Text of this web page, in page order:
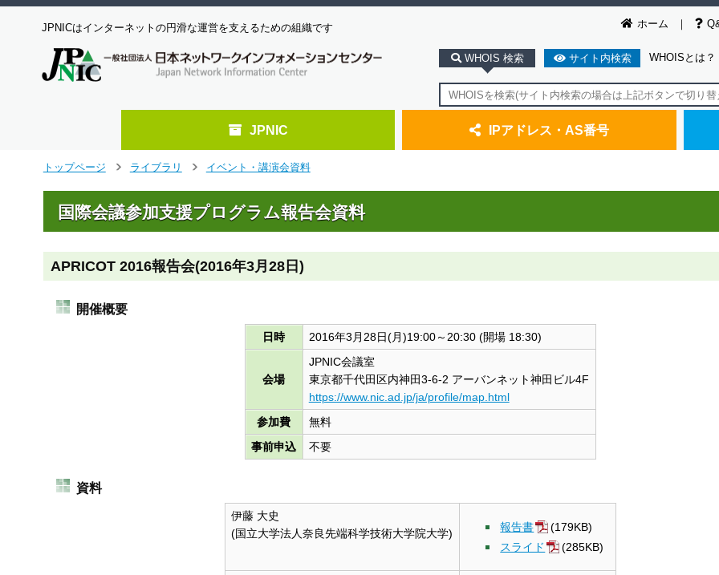
ホーム
JPNICはインターネットの円滑な運営を支えるための組織です
WHOIS 検索 サイト内検索 WHOISとは？
JPNIC IPアドレス・AS番号
トップページ
ライブラリ
イベント・講演会資料
国際会議参加支援プログラム報告会資料
APRICOT 2016報告会(2016年3月28日)
開催概要
日時 2016年3月28日(月)19:00～20:30 (開場 18:30)
会場
JPNIC会議室
東京都千代田区内神田3-6-2 アーバンネット神田ビル4F
https://www.nic.ad.jp/ja/profile/map.html
参加費
無料
事前申込
不要
資料
伊藤 大史
(国立大学法人奈良先端科学技術大学院大学)
報告書
(179KB)
スライド
(285KB)